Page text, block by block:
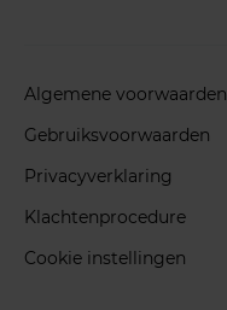
Algemene voorwaarden
Gebruiksvoorwaarden
Privacyverklaring
Klachtenprocedure
Cookie instellingen